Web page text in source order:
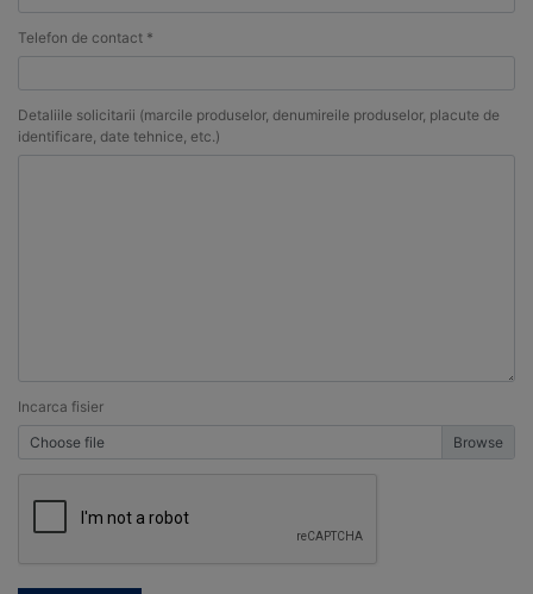
Telefon de contact *
Detaliile solicitarii (marcile produselor, denumireile produselor, placute de
identificare, date tehnice, etc.)
Incarca fisier
Choose file